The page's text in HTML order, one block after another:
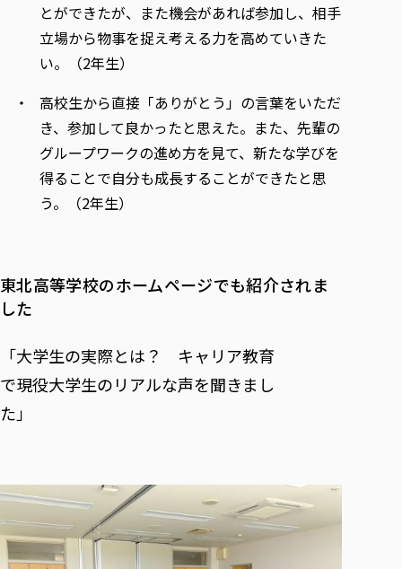
とができたが、また機会があれば参加し、相手
立場から物事を捉え考える力を高めていきた
い。（2年生）
高校生から直接「ありがとう」の言葉をいただ
き、参加して良かったと思えた。また、先輩の
グループワークの進め方を見て、新たな学びを
得ることで自分も成長することができたと思
う。（2年生）
東北高等学校のホームページでも紹介されま
した
「大学生の実際とは？ キャリア教育
で現役大学生のリアルな声を聞きまし
た」